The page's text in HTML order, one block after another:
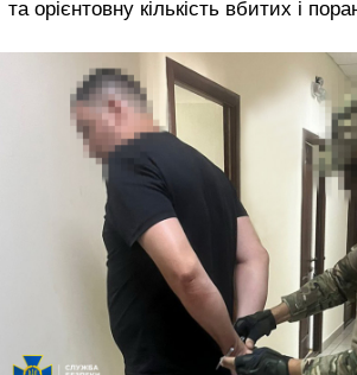
та орієнтовну кількість вбитих і